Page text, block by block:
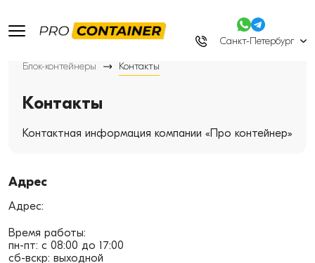
Санкт-Петербург
Блок-контейнеры Контакты
Контакты
Контактная информация компании «Про контейнер»
Адрес
Адрес:
Время работы:
пн-пт: с 08:00 до 17:00
сб-вскр: выходной